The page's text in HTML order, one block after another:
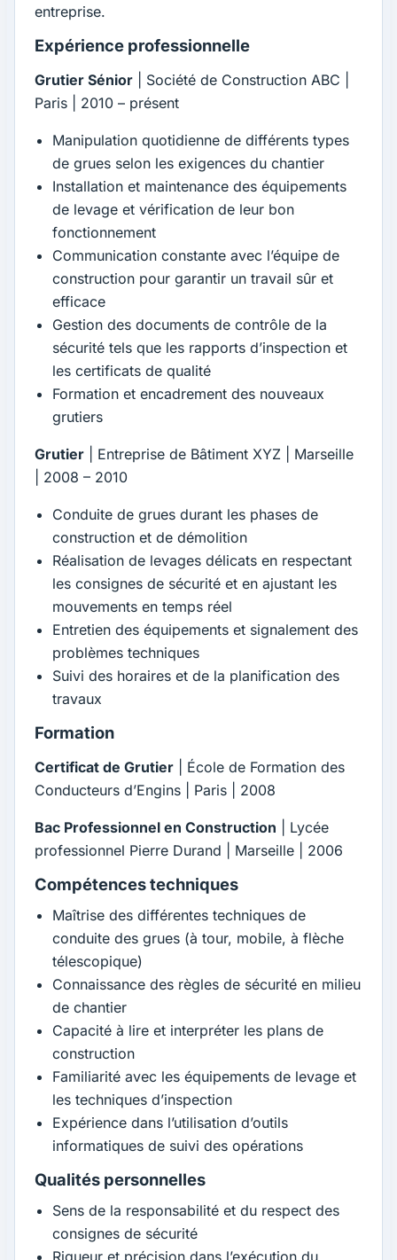
entreprise.
Expérience professionnelle
Grutier Sénior | Société de Construction ABC |
Paris | 2010 – présent
Manipulation quotidienne de différents types
de grues selon les exigences du chantier
Installation et maintenance des équipements
de levage et vérification de leur bon
fonctionnement
Communication constante avec l’équipe de
construction pour garantir un travail sûr et
efficace
Gestion des documents de contrôle de la
sécurité tels que les rapports d’inspection et
les certificats de qualité
Formation et encadrement des nouveaux
grutiers
Grutier | Entreprise de Bâtiment XYZ | Marseille
| 2008 – 2010
Conduite de grues durant les phases de
construction et de démolition
Réalisation de levages délicats en respectant
les consignes de sécurité et en ajustant les
mouvements en temps réel
Entretien des équipements et signalement des
problèmes techniques
Suivi des horaires et de la planification des
travaux
Formation
Certificat de Grutier | École de Formation des
Conducteurs d’Engins | Paris | 2008
Bac Professionnel en Construction | Lycée
professionnel Pierre Durand | Marseille | 2006
Compétences techniques
Maîtrise des différentes techniques de
conduite des grues (à tour, mobile, à flèche
télescopique)
Connaissance des règles de sécurité en milieu
de chantier
Capacité à lire et interpréter les plans de
construction
Familiarité avec les équipements de levage et
les techniques d’inspection
Expérience dans l’utilisation d’outils
informatiques de suivi des opérations
Qualités personnelles
Sens de la responsabilité et du respect des
consignes de sécurité